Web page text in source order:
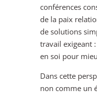
conférences
de la paix
de solutions
travail exigeant
en soi pour
Dans cette
non comme un